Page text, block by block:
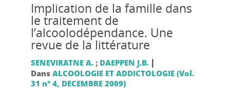
Implication de la famille dans
le traitement de
l’alcoolodépendance. Une
revue de la littérature
SENEVIRATNE A.; DAEPPEN J.B. |
Dans ALCOOLOGIE ET ADDICTOLOGIE (Vol.
31 n° 4, DECEMBRE 2009)